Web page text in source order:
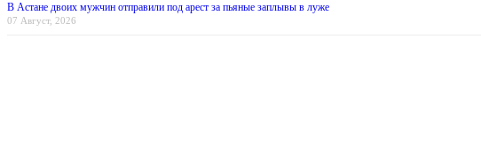
В Астане двоих мужчин отправили под арест за пьяные заплывы в луже
07 Август, 2026